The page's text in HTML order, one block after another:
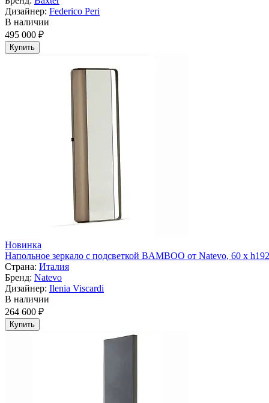
Дизайнер: Federico Peri
В наличии
495 000 ₽
Купить
Новинка
Напольное зеркало с подсветкой BAMBOO от Natevo, 60 х
Страна: Италия
Бренд: Natevo
Дизайнер: Ilenia Viscardi
В наличии
264 600 ₽
Купить